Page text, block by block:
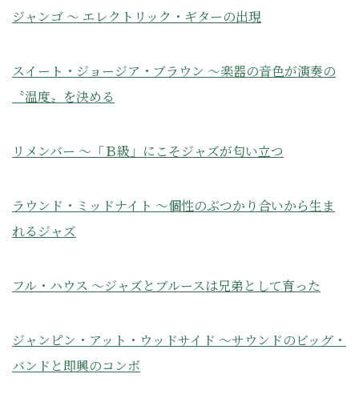
ジャンゴ ～ エレクトリック・ギターの出現
スイート・ジョージア・ブラウン ～楽器の音色が演奏の
〝温度〟を決める
リメンバー ～「Ｂ級」にこそジャズが匂い立つ
ラウンド・ミッドナイト ～個性のぶつかり合いから生ま
れるジャズ
フル・ハウス ～ジャズとブルースは兄弟として育った
ジャンピン・アット・ウッドサイド ～サウンドのビッグ・
バンドと即興のコンボ